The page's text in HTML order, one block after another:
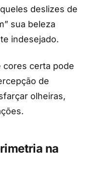
deslizes de
sua beleza
indesejado.
cores certa pode
de
olheiras,
na